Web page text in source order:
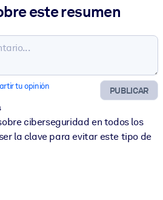
este resumen
PUBLICAR
tu opinión
ciberseguridad en todos los
la clave para evitar este tipo de